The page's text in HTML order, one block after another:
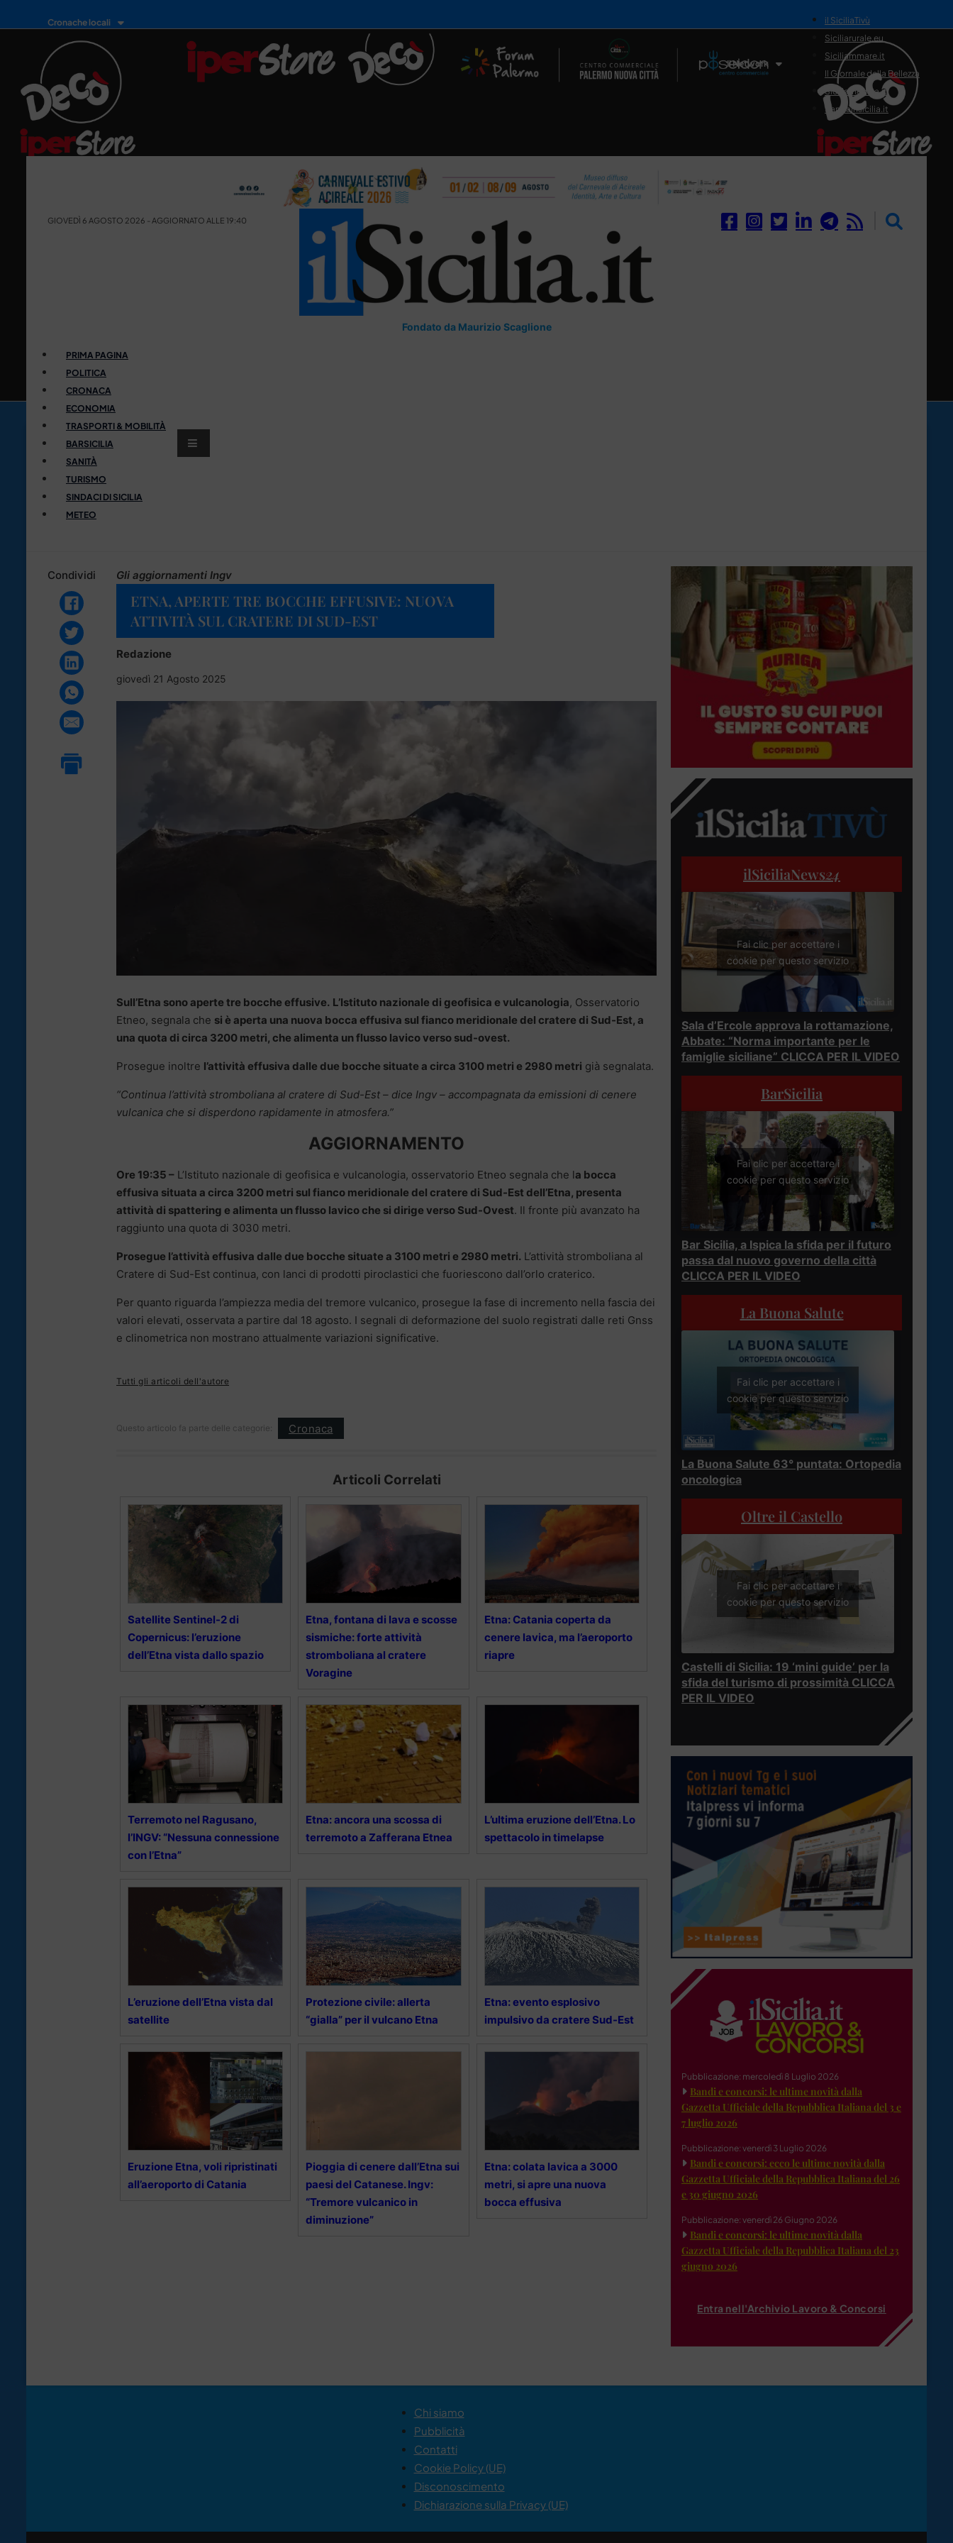
Cronache locali
Il Network
il SiciliaTivù
Siciliarurale.eu
Siciliammare.it
Il Giornale della Bellezza
Siciliamedica.it
Sanitainsicilia.it
GIOVEDÌ 6 AGOSTO 2026 - AGGIORNATO ALLE 19:40
Fondato da Maurizio Scaglione
PRIMA PAGINA
POLITICA
CRONACA
ECONOMIA
TRASPORTI & MOBILITÀ
BARSICILIA
SANITÀ
TURISMO
SINDACI DI SICILIA
METEO
Condividi Gli aggiornamenti Ingv
ETNA, APERTE TRE BOCCHE EFFUSIVE: NUOVA
ATTIVITÀ SUL CRATERE DI SUD-EST
Redazione
giovedì 21 Agosto 2025
Sull’Etna sono aperte tre bocche effusive. L’Istituto nazionale di geofisica e vulcanologia, Osservatorio
Etneo, segnala che si è aperta una nuova bocca effusiva sul fianco meridionale del cratere di Sud-Est, a
una quota di circa 3200 metri, che alimenta un flusso lavico verso sud-ovest.
Prosegue inoltre l’attività effusiva dalle due bocche situate a circa 3100 metri e 2980 metri già segnalata.
“Continua l’attività stromboliana al cratere di Sud-Est – dice Ingv – accompagnata da emissioni di cenere
vulcanica che si disperdono rapidamente in atmosfera.”
AGGIORNAMENTO
Ore 19:35 – L’Istituto nazionale di geofisica e vulcanologia, osservatorio Etneo segnala che la bocca
effusiva situata a circa 3200 metri sul fianco meridionale del cratere di Sud-Est dell’Etna, presenta
attività di spattering e alimenta un flusso lavico che si dirige verso Sud-Ovest. Il fronte più avanzato ha
raggiunto una quota di 3030 metri.
Prosegue l’attività effusiva dalle due bocche situate a 3100 metri e 2980 metri. L’attività stromboliana al
Cratere di Sud-Est continua, con lanci di prodotti piroclastici che fuoriescono dall’orlo craterico.
Per quanto riguarda l’ampiezza media del tremore vulcanico, prosegue la fase di incremento nella fascia dei
valori elevati, osservata a partire dal 18 agosto. I segnali di deformazione del suolo registrati dalle reti Gnss
e clinometrica non mostrano attualmente variazioni significative.
Tutti gli articoli dell'autore
Questo articolo fa parte delle categorie: Cronaca
Articoli Correlati
Satellite Sentinel-2 di
Copernicus: l’eruzione
dell’Etna vista dallo spazio
Etna, fontana di lava e scosse
sismiche: forte attività
stromboliana al cratere
Voragine
Etna: Catania coperta da
cenere lavica, ma l’aeroporto
riapre
Terremoto nel Ragusano,
l’INGV: “Nessuna connessione
con l’Etna”
Etna: ancora una scossa di
terremoto a Zafferana Etnea
L’ultima eruzione dell’Etna. Lo
spettacolo in timelapse
L’eruzione dell’Etna vista dal
satellite
Protezione civile: allerta
“gialla” per il vulcano Etna
Etna: evento esplosivo
impulsivo da cratere Sud-Est
Eruzione Etna, voli ripristinati
all’aeroporto di Catania
Pioggia di cenere dall’Etna sui
paesi del Catanese. Ingv:
“Tremore vulcanico in
diminuzione”
Etna: colata lavica a 3000
metri, si apre una nuova
bocca effusiva
ilSiciliaNews24
Fai clic per accettare i
cookie per questo servizio
Sala d’Ercole approva la rottamazione,
Abbate: “Norma importante per le
famiglie siciliane” CLICCA PER IL VIDEO
BarSicilia
Fai clic per accettare i
cookie per questo servizio
Bar Sicilia, a Ispica la sfida per il futuro
passa dal nuovo governo della città
CLICCA PER IL VIDEO
La Buona Salute
Fai clic per accettare i
cookie per questo servizio
La Buona Salute 63° puntata: Ortopedia
oncologica
Oltre il Castello
Fai clic per accettare i
cookie per questo servizio
Castelli di Sicilia: 19 ‘mini guide’ per la
sfida del turismo di prossimità CLICCA
PER IL VIDEO
Pubblicazione: mercoledì 8 Luglio 2026
Bandi e concorsi: le ultime novità dalla
Gazzetta Ufficiale della Repubblica Italiana del 3 e
7 luglio 2026
Pubblicazione: venerdì 3 Luglio 2026
Bandi e concorsi: ecco le ultime novità dalla
Gazzetta Ufficiale della Repubblica Italiana del 26
e 30 giugno 2026
Pubblicazione: venerdì 26 Giugno 2026
Bandi e concorsi: le ultime novità dalla
Gazzetta Ufficiale della Repubblica Italiana del 23
giugno 2026
Entra nell'Archivio Lavoro & Concorsi
Chi siamo
Pubblicità
Contatti
Cookie Policy (UE)
Disconoscimento
Dichiarazione sulla Privacy (UE)